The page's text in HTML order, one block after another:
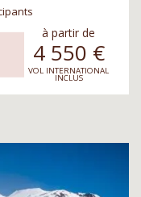
à partir de
4 550 €
VOL INTERNATIONAL
INCLUS